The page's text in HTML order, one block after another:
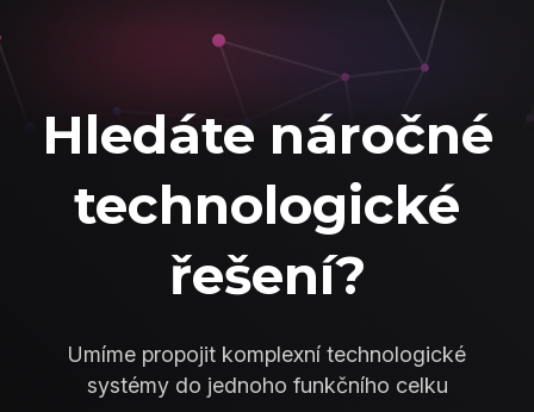
Hledáte náročné
technologické
řešení?
Umíme propojit komplexní technologické
systémy do jednoho funkčního celku